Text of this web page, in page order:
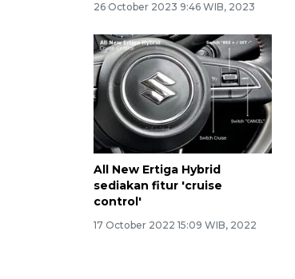
26 October 2023 9:46 WIB, 2023
All New Ertiga Hybrid
sediakan fitur 'cruise
control'
17 October 2022 15:09 WIB, 2022